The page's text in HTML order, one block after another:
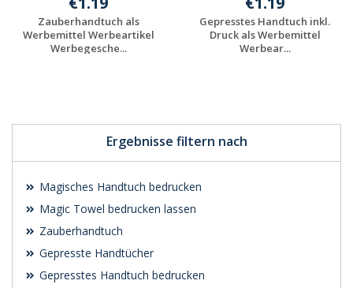
Ergebnisse filtern nach
Magisches Handtuch bedrucken
Magic Towel bedrucken lassen
Zauberhandtuch
Gepresste Handtücher
Gepresstes Handtuch bedrucken
Zauberhandtuch als
Werbemittel Werbeartikel
Werbegesche...
Gepresstes Handtuch inkl.
Druck als Werbemittel
Werbear...